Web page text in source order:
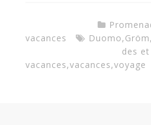
Mvacances
Duomo,Gröm,
des et
vacances,vacances,voyage